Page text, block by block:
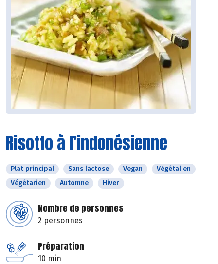
Risotto à l’indonésienne
Plat principal Sans lactose Vegan
Végétalien
Végétarien
Automne Hiver
Nombre de personnes
2 personnes
Préparation
10 min